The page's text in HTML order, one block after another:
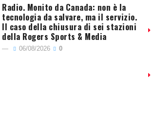
Radio. Monito da Canada: non è la
tecnologia da salvare, ma il servizio.
Il caso della chiusura di sei stazioni
della Rogers Sports & Media
06/08/2026 0